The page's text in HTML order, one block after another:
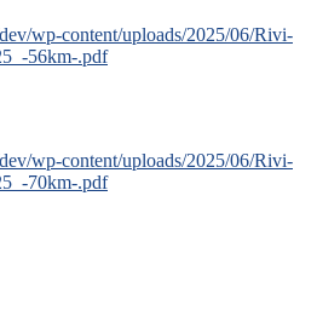
wp-content/uploads/2025/06/Rivi-
56km-.pdf
wp-content/uploads/2025/06/Rivi-
70km-.pdf